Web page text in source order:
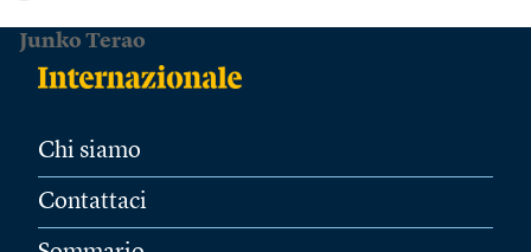
Junko Terao
Chi siamo
Contattaci